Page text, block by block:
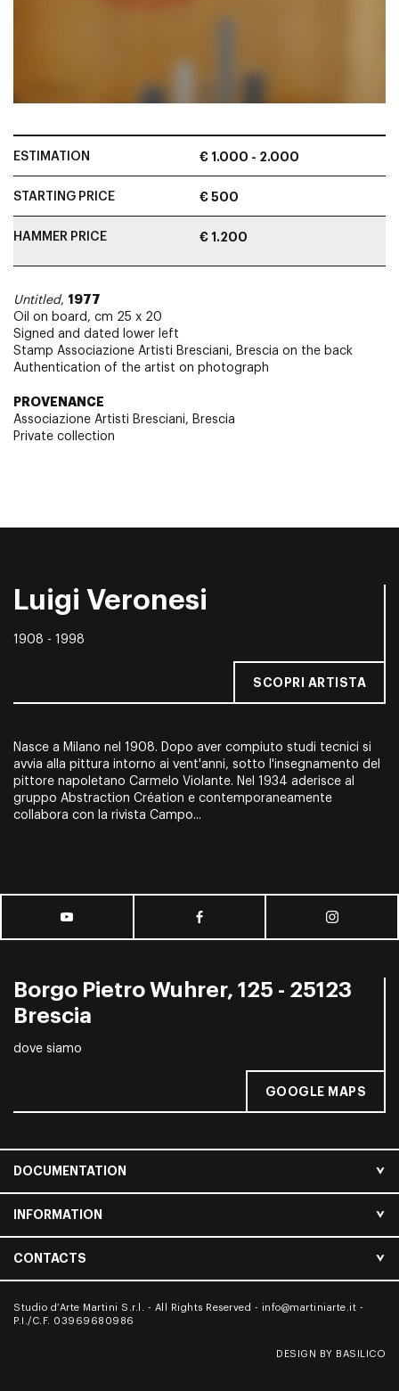
ESTIMATION € 1.000 - 2.000
STARTING PRICE € 500
HAMMER PRICE € 1.200
Untitled, 1977
Oil on board, cm 25 x 20
Signed and dated lower left
Stamp Associazione Artisti Bresciani, Brescia on the back
Authentication of the artist on photograph
PROVENANCE
Associazione Artisti Bresciani, Brescia
Private collection
Luigi Veronesi
1908 - 1998
SCOPRI ARTISTA
Nasce a Milano nel 1908. Dopo aver compiuto studi tecnici si
avvia alla pittura intorno ai vent'anni, sotto l'insegnamento del
pittore napoletano Carmelo Violante. Nel 1934 aderisce al
gruppo Abstraction Création e contemporaneamente
collabora con la rivista Campo...
Borgo Pietro Wuhrer, 125 - 25123
Brescia
dove siamo
GOOGLE MAPS
DOCUMENTATION
INFORMATION
CONTACTS
Studio d’Arte Martini S.r.l. - All Rights Reserved - info@martiniarte.it -
P.I./C.F. 03969680986
DESIGN BY BASILICO